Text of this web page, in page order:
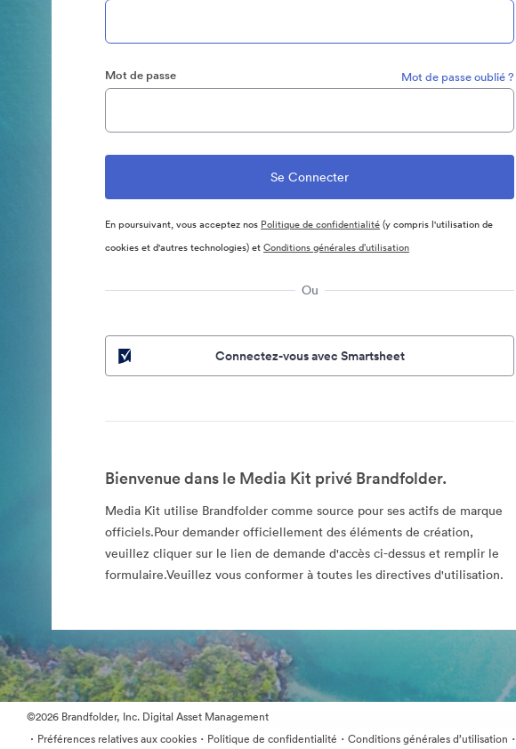
Mot de passe Mot de passe oublié ?
En poursuivant, vous acceptez nos Politique de confidentialité(y compris l'utilisation de
cookies et d'autres technologies) etConditions générales d’utilisation
Ou
Connectez-vous avec Smartsheet
Bienvenue dans le Media Kit privé Brandfolder.
Media Kit utilise Brandfolder comme source pour ses actifs de marque
officiels.Pour demander officiellement des éléments de création,
veuillez cliquer sur le lien de demande d'accès ci-dessus et remplir le
formulaire.Veuillez vous conformer à toutes les directives d'utilisation.
©2026 Brandfolder, Inc. Digital Asset Management
· Préférences relatives aux cookies · Politique de confidentialité · Conditions générales d’utilisation ·